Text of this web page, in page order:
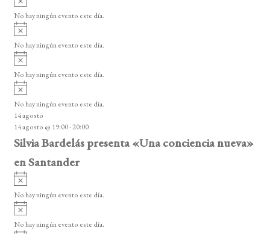
e
E
v
e
n
t
o
s
o
v
i
o
No hay ningún evento este día.
A
v
i
o
No hay ningún evento este día.
A
v
i
o
No hay ningún evento este día.
A
v
i
s
o
No hay ningún evento este día.
14 agosto
14 agosto @ 19:00-20:00
Silvia Bardelás presenta «Una conciencia nueva»
en Santander
A
v
i
o
No hay ningún evento este día.
A
v
i
No hay ningún evento este día.